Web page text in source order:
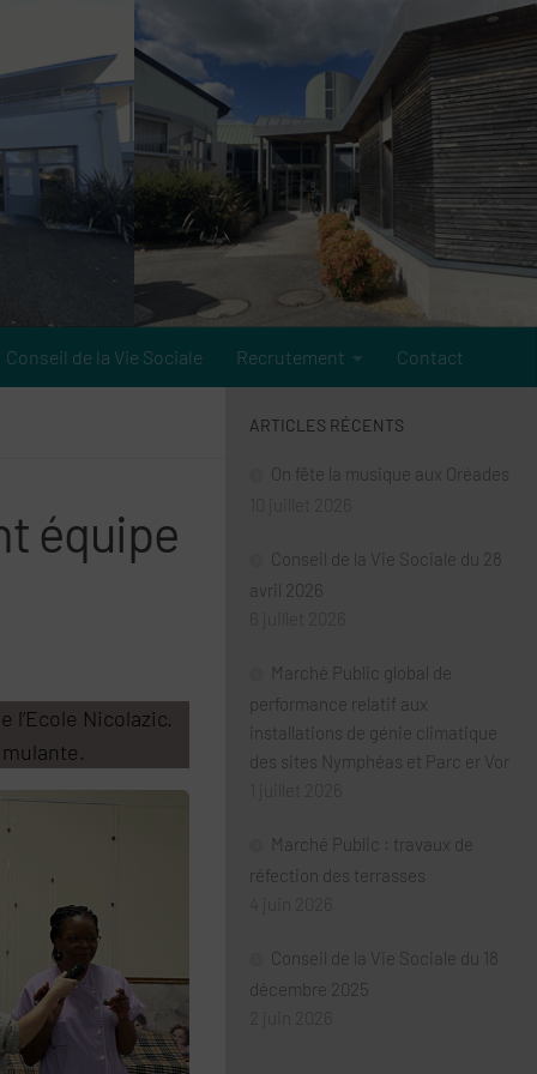
Conseil de la Vie Sociale Recrutement Contact
équipe
l’Ecole Nicolazic.
ARTICLES RÉCENTS
On fête la musique aux Oréades
Conseil de la Vie Sociale du 28
avril 2026
Marché Public global de
performance relatif aux
installations de génie climatique
des sites Nymphéas et Parc er Vor
Marché Public : travaux de
réfection des terrasses
Conseil de la Vie Sociale du 18
décembre 2025